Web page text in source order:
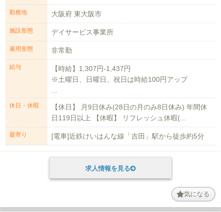
勤務地 大阪府 東大阪市
施設形態 デイサービス事業所
雇用形態 非常勤
給与
【時給】1,307円-1,437円
※土曜日、日曜日、祝日は時給100円アップ
休日・休暇
【休日】 月9日休み(28日の月のみ8日休み) 年間休
日119日以上 【休暇】 リフレッシュ休暇(...
最寄り [電車]近鉄けいはんな線「吉田」駅から徒歩約5分
求人情報を見る
気になる